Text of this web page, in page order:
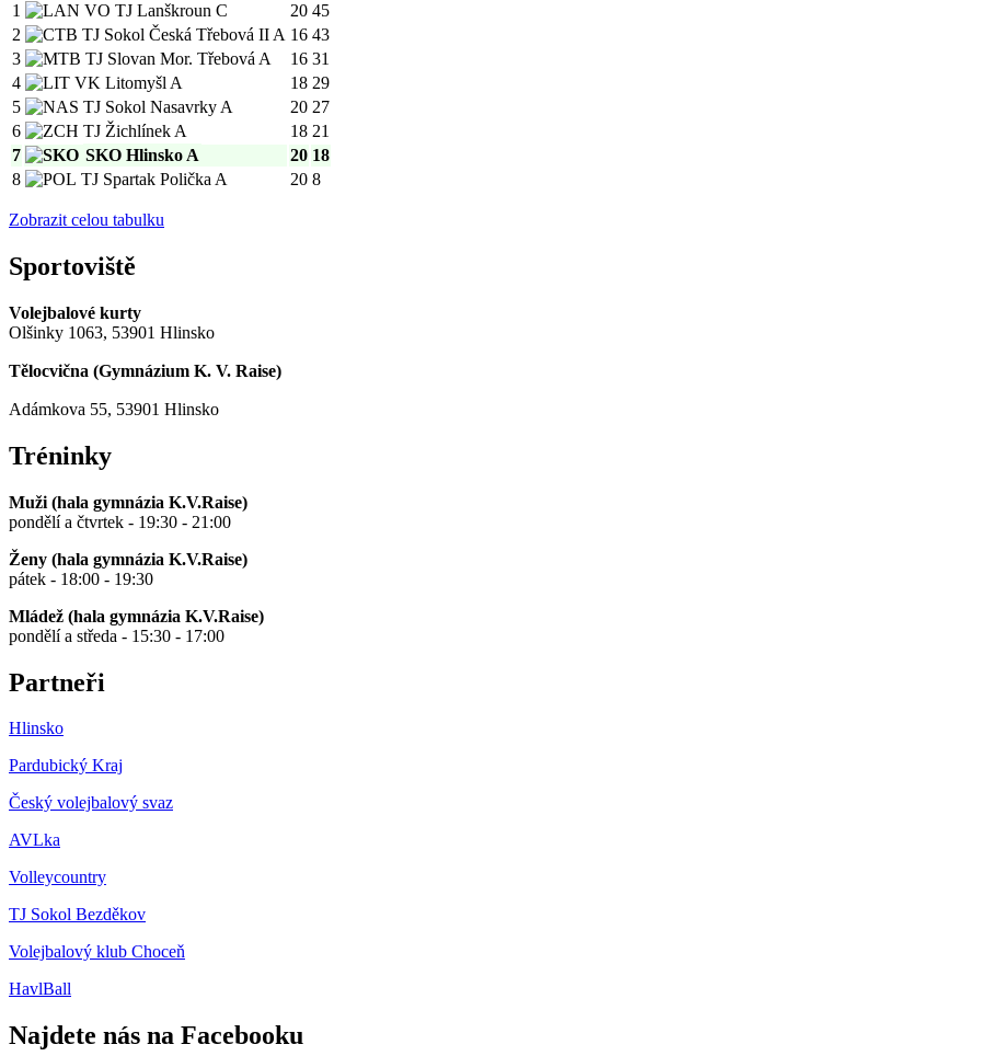
1
VO TJ Lanškroun C 20 45
2
TJ Sokol Česká Třebová II A 16 43
3
TJ Slovan Mor. Třebová A 16 31
4
VK Litomyšl A 18 29
5
TJ Sokol Nasavrky A 20 27
6
TJ Žichlínek A 18 21
7
SKO Hlinsko A 20 18
8
TJ Spartak Polička A 20 8
Zobrazit celou tabulku
Sportoviště
Volejbalové kurty
Olšinky 1063, 53901 Hlinsko
Tělocvična (Gymnázium K. V. Raise)
Adámkova 55, 53901 Hlinsko
Tréninky
Muži (hala gymnázia K.V.Raise)
pondělí a čtvrtek - 19:30 - 21:00
Ženy (hala gymnázia K.V.Raise)
pátek - 18:00 - 19:30
Mládež (hala gymnázia K.V.Raise)
pondělí a středa - 15:30 - 17:00
Partneři
Hlinsko
Pardubický Kraj
Český volejbalový svaz
AVLka
Volleycountry
TJ Sokol Bezděkov
Volejbalový klub Choceň
HavlBall
Najdete nás na Facebooku